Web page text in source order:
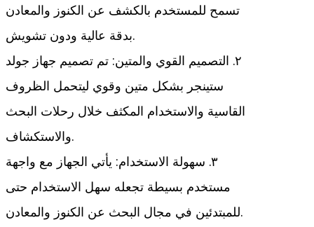
تسمح للمستخدم بالكشف عن الكنوز والمعادن
بدقة عالية ودون تشويش.
٢. التصميم القوي والمتين: تم تصميم جهاز جولد
ستينجر بشكل متين وقوي ليتحمل الظروف
القاسية والاستخدام المكثف خلال رحلات البحث
والاستكشاف.
٣. سهولة الاستخدام: يأتي الجهاز مع واجهة
مستخدم بسيطة تجعله سهل الاستخدام حتى
للمبتدئين في مجال البحث عن الكنوز والمعادن.